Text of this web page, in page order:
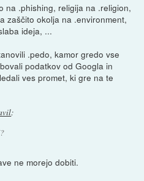
na .phishing, religija na .religion,
zaščito okolja na .environment,
ideja, ...
.pedo, kamor gredo vse
podatkov od Googla in
ves promet, ki gre na te
:
ne morejo dobiti.